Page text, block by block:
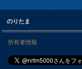
のりたま
所有者情報